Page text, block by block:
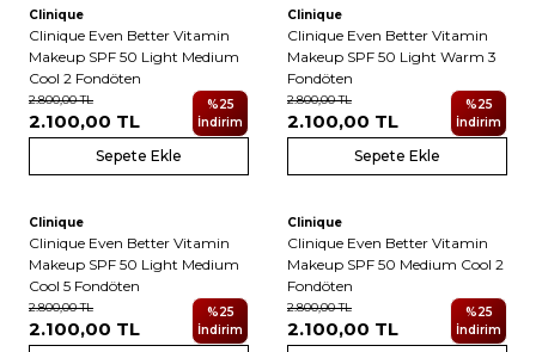
Clinique
Clinique Even Better Vitamin
Makeup SPF 50 Light Medium
Cool 2 Fondöten
2.800,00TL
2.100,00 TL
%25
İndirim
Sepete Ekle
Clinique
Clinique Even Better Vitamin
Makeup SPF 50 Light Warm 3
Fondöten
2.800,00TL
2.100,00 TL
%25
İndirim
Sepete Ekle
Clinique
Clinique Even Better Vitamin
Makeup SPF 50 Light Medium
Cool 5 Fondöten
2.800,00TL
2.100,00 TL
%25
İndirim
Clinique
Clinique Even Better Vitamin
Makeup SPF 50 Medium Cool 2
Fondöten
2.800,00TL
2.100,00 TL
%25
İndirim